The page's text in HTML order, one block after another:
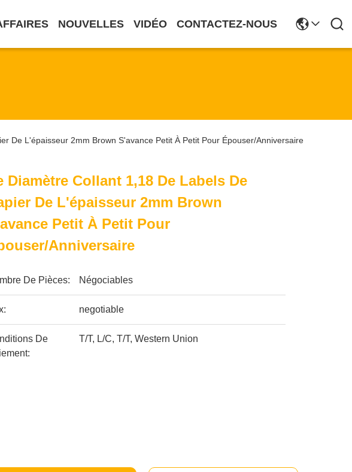
NOUVELLES VIDÉO CONTACTEZ-NOUS
De L'épaisseur 2mm Brown S'avance Petit À Petit Pour Épouser/anniversaire
Diamètre Collant 1,18 De Labels De
De L'épaisseur 2mm Brown
Petit À Petit Pour
anniversaire
De Pièces: Négociables
negotiable
De
T/T, L/C, T/T, Western Union